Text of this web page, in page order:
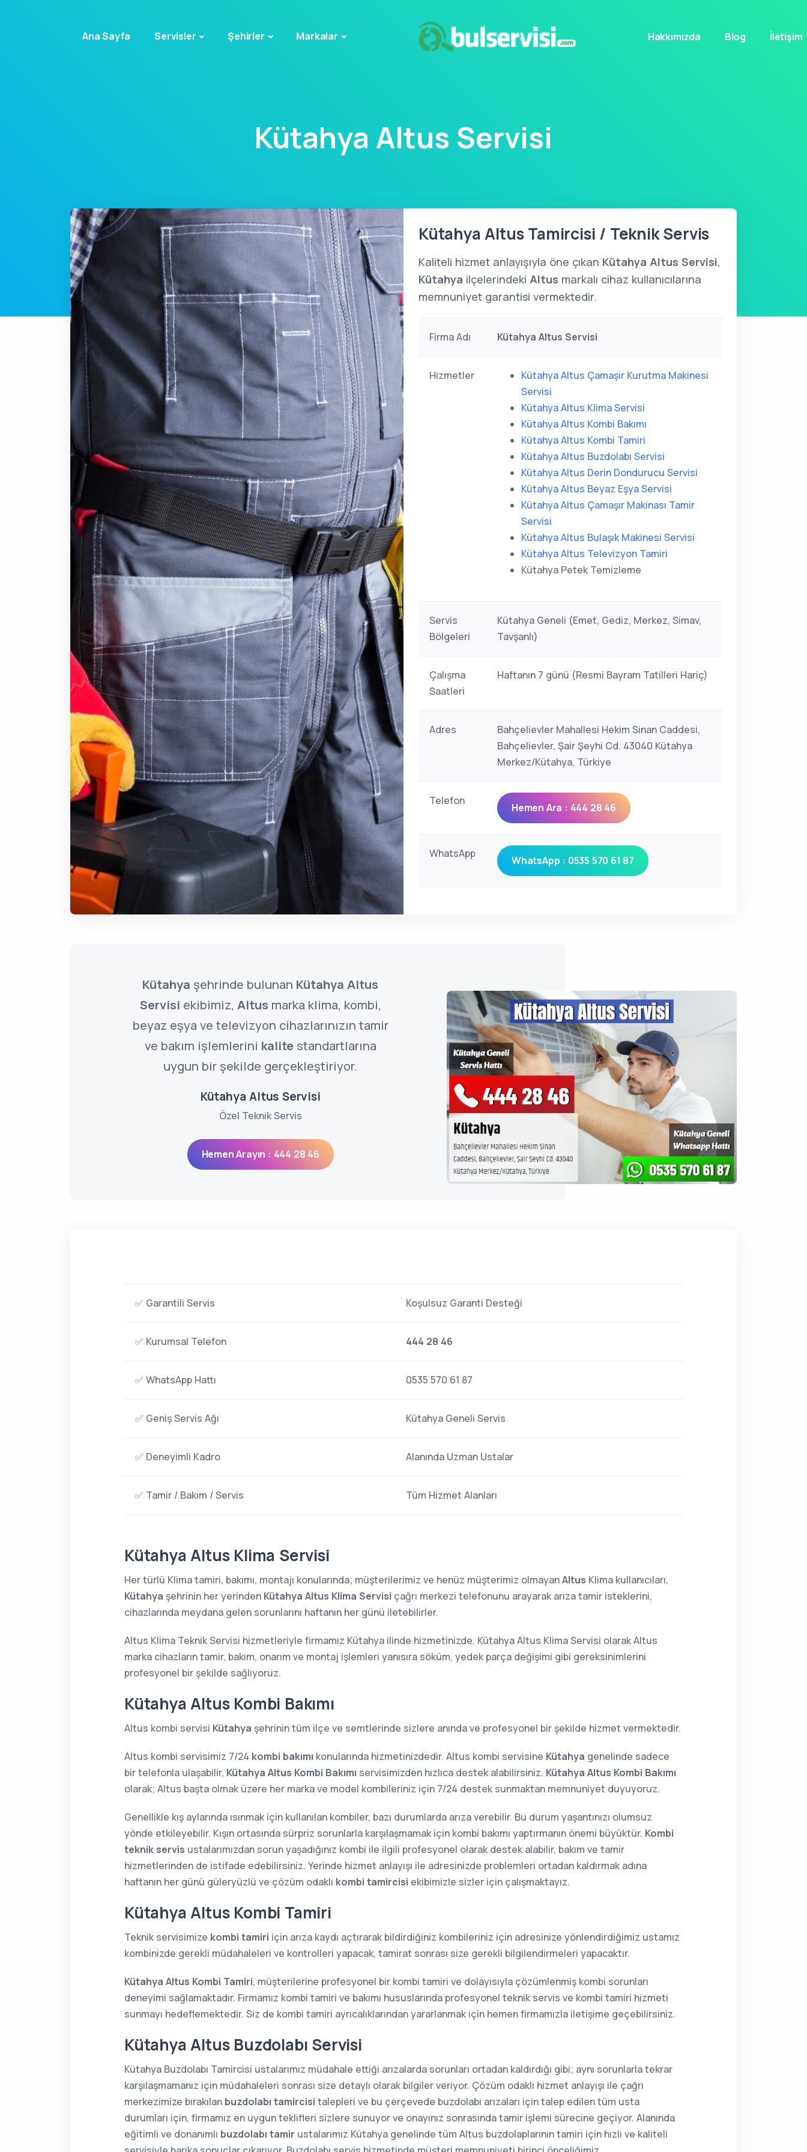
Ana Sayfa Servisler Şehirler Markalar Hakkımızda Blog İletişim
Kütahya Altus Servisi
Kütahya Altus Tamircisi / Teknik Servis
Kaliteli hizmet anlayışıyla öne çıkan Kütahya Altus Servisi,
Kütahya ilçelerindeki Altus markalı cihaz kullanıcılarına
memnuniyet garantisi vermektedir.
Firma Adı Kütahya Altus Servisi
Hizmetler
Kütahya Altus Çamaşır Kurutma Makinesi
Servisi
Kütahya Altus Klima Servisi
Kütahya Altus Kombi Bakımı
Kütahya Altus Kombi Tamiri
Kütahya Altus Buzdolabı Servisi
Kütahya Altus Derin Dondurucu Servisi
Kütahya Altus Beyaz Eşya Servisi
Kütahya Altus Çamaşır Makinası Tamir
Servisi
Kütahya Altus Bulaşık Makinesi Servisi
Kütahya Altus Televizyon Tamiri
Kütahya Petek Temizleme
Servis
Bölgeleri
Kütahya Geneli (Emet, Gediz, Merkez, Simav,
Tavşanlı)
Çalışma
Saatleri
Haftanın 7 günü (Resmi Bayram Tatilleri Hariç)
Adres
Bahçelievler Mahallesi Hekim Sinan Caddesi,
Bahçelievler, Şair Şeyhi Cd. 43040 Kütahya
Merkez/Kütahya, Türkiye
Telefon
Hemen Ara : 444 28 46
WhatsApp
WhatsApp : 0535 570 61 87
Kütahya şehrinde bulunan Kütahya Altus
Servisi ekibimiz, Altus marka klima, kombi,
beyaz eşya ve televizyon cihazlarınızın tamir
ve bakım işlemlerini kalitestandartlarına
uygun bir şekilde gerçekleştiriyor.
Kütahya Altus Servisi
Özel Teknik Servis
Hemen Arayın : 444 28 46
✅ Garantili Servis Koşulsuz Garanti Desteği
✅ Kurumsal Telefon 444 28 46
✅ WhatsApp Hattı 0535 570 61 87
✅ Geniş Servis Ağı Kütahya Geneli Servis
✅ Deneyimli Kadro Alanında Uzman Ustalar
✅ Tamir / Bakım / Servis Tüm Hizmet Alanları
Kütahya Altus Klima Servisi
Her türlü Klima tamiri, bakımı, montajı konularında; müşterilerimiz ve henüz müşterimiz olmayanAltus Klima kullanıcıları,
Kütahya şehrinin her yerinden Kütahya Altus Klima Servisi çağrı merkezi telefonunu arayarak arıza tamir isteklerini,
cihazlarında meydana gelen sorunlarını haftanın her günü iletebilirler.
Altus Klima Teknik Servisi hizmetleriyle firmamız Kütahya ilinde hizmetinizde. Kütahya Altus Klima Servisi olarak Altus
marka cihazların tamir, bakım, onarım ve montaj işlemleri yanısıra söküm, yedek parça değişimi gibi gereksinimlerini
profesyonel bir şekilde sağlıyoruz.
Kütahya Altus Kombi Bakımı
Altus kombi servisi Kütahya şehrinin tüm ilçe ve semtlerinde sizlere anında ve profesyonel bir şekilde hizmet vermektedir.
Altus kombi servisimiz 7/24 kombi bakımı konularında hizmetinizdedir. Altus kombi servisine Kütahya genelinde sadece
bir telefonla ulaşabilir, Kütahya Altus Kombi Bakımı servisimizden hızlıca destek alabilirsiniz. Kütahya Altus Kombi Bakımı
olarak; Altus başta olmak üzere her marka ve model kombileriniz için 7/24 destek sunmaktan memnuniyet duyuyoruz.
Genellikle kış aylarında ısınmak için kullanılan kombiler, bazı durumlarda arıza verebilir. Bu durum yaşantınızı olumsuz
yönde etkileyebilir. Kışın ortasında sürpriz sorunlarla karşılaşmamak için kombi bakımı yaptırmanın önemi büyüktür. Kombi
teknik servis ustalarımızdan sorun yaşadığınız kombi ile ilgili profesyonel olarak destek alabilir, bakım ve tamir
hizmetlerinden de istifade edebilirsiniz. Yerinde hizmet anlayışı ile adresinizde problemleri ortadan kaldırmak adına
haftanın her günü güleryüzlü ve çözüm odaklı kombi tamircisi ekibimizle sizler için çalışmaktayız.
Kütahya Altus Kombi Tamiri
Teknik servisimize kombi tamiri için arıza kaydı açtırarak bildirdiğiniz kombileriniz için adresinize yönlendirdiğimiz ustamız
kombinizde gerekli müdahaleleri ve kontrolleri yapacak, tamirat sonrası size gerekli bilgilendirmeleri yapacaktır.
Kütahya Altus Kombi Tamiri, müşterilerine profesyonel bir kombi tamiri ve dolayısıyla çözümlenmiş kombi sorunları
deneyimi sağlamaktadır. Firmamız kombi tamiri ve bakımı hususlarında profesyonel teknik servis ve kombi tamiri hizmeti
sunmayı hedeflemektedir. Siz de kombi tamiri ayrıcalıklarından yararlanmak için hemen firmamızla iletişime geçebilirsiniz.
Kütahya Altus Buzdolabı Servisi
Kütahya Buzdolabı Tamircisi ustalarımız müdahale ettiği arızalarda sorunları ortadan kaldırdığı gibi; aynı sorunlarla tekrar
karşılaşmamanız için müdahaleleri sonrası size detaylı olarak bilgiler veriyor. Çözüm odaklı hizmet anlayışı ile çağrı
merkezimize bırakılan buzdolabı tamircisi talepleri ve bu çerçevede buzdolabı arızaları için talep edilen tüm usta
durumları için, firmamız en uygun teklifleri sizlere sunuyor ve onayınız sonrasında tamir işlemi sürecine geçiyor. Alanında
eğitimli ve donanımlı buzdolabı tamir ustalarımız Kütahya genelinde tüm Altus buzdolaplarının tamiri için hızlı ve kaliteli